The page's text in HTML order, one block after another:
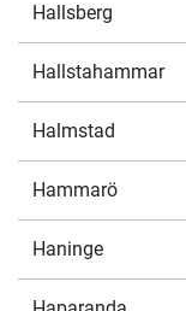
Hallsberg
Hallstahammar
Halmstad
Hammarö
Haninge